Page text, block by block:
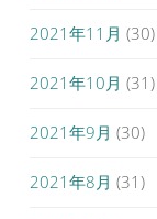
2021年11月 (30)
2021年10月 (31)
2021年9月 (30)
2021年8月 (31)